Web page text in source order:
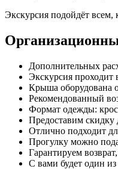
Экскурсия подойдёт
Дополнительных
Экскурсия
Крыша оборудована
Рекомендованный
Формат одежды:
Предоставим скидку
Отлично подходит
Прогулку можно
Гарантируем
С вами будет один